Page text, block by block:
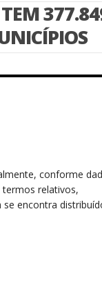
conforme
termos relativos,
encontra